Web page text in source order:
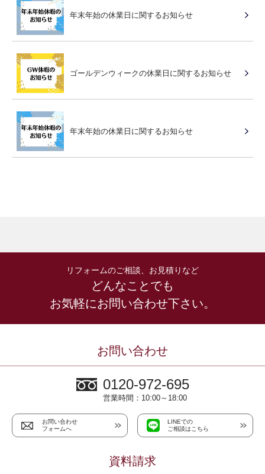
年末年始の休業日に関するお知らせ
ゴールデンウィークの休業日に関するお知らせ
年末年始の休業日に関するお知らせ
リフォームのご相談、お見積りなど
どんなことでも
お気軽にお問い合わせ下さい。
お問い合わせ
0120-972-695
営業時間：10:00～18:00
お問い合わせ
フォームへ
LINEでの
ご相談はこちら
資料請求